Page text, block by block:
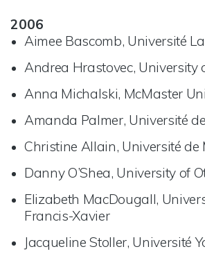
2006
Aimee Bascomb, Université
Andrea Hrastovec, University
Anna Michalski, McMaster
Amanda Palmer, Université
Christine Allain, Université de
Danny O’Shea, University of
Elizabeth MacDougall,
Francis-Xavier
Jacqueline Stoller, Université